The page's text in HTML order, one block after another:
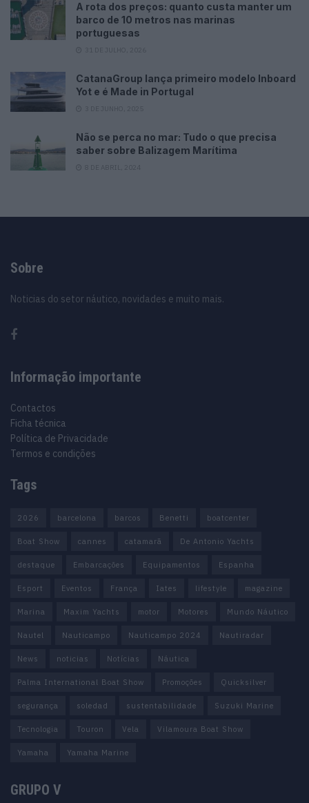
A rota dos preços: quanto custa manter um
barco de 10 metros nas marinas
portuguesas
CatanaGroup lança primeiro modelo Inboard
Yot e é Made in Portugal
Não se perca no mar: Tudo o que precisa
saber sobre Balizagem Marítima
Sobre
Noticias do setor náutico, novidades e muito mais.
Informação importante
Contactos
Ficha técnica
Política de Privacidade
Termos e condições
Tags
2026 barcelona barcos Benetti boatcenter
Boat Show cannes catamarã De Antonio Yachts
destaque Embarcações Equipamentos Espanha
Esport Eventos França Iates lifestyle magazine
Marina Maxim Yachts motor Motores Mundo Náutico
Nautel Nauticampo Nauticampo 2024 Nautiradar
News noticias Notícias Náutica
Palma International Boat Show Promoções Quicksilver
segurança soledad sustentabilidade Suzuki Marine
Tecnologia Touron Vela Vilamoura Boat Show
Yamaha Yamaha Marine
GRUPO V